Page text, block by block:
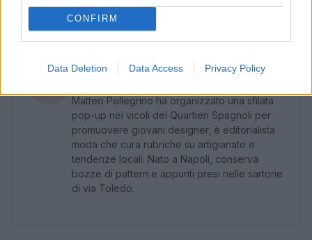
CONFIRM
Data Deletion Data Access Privacy Policy
condivisa, tangibile e motivante.
AUTORE
Matteo Pellegrino ha organizzato una sfilata
pop-up nei vicoli del Quartieri Spagnoli per
promuovere giovani designer; è editorialista
moda che cura rubriche su artigianato e
tendenze locali. Nato a Napoli, conserva
bozze di pattern e appunti presi nelle sartorie
di via Toledo.